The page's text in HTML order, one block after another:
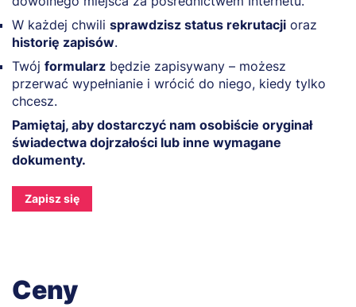
W każdej chwili sprawdzisz status rekrutacji oraz
historię zapisów.
Twój formularz będzie zapisywany – możesz
przerwać wypełnianie i wrócić do niego, kiedy tylko
chcesz.
Pamiętaj, aby dostarczyć nam osobiście oryginał
świadectwa dojrzałości lub inne wymagane
dokumenty.
Zapisz się
Ceny